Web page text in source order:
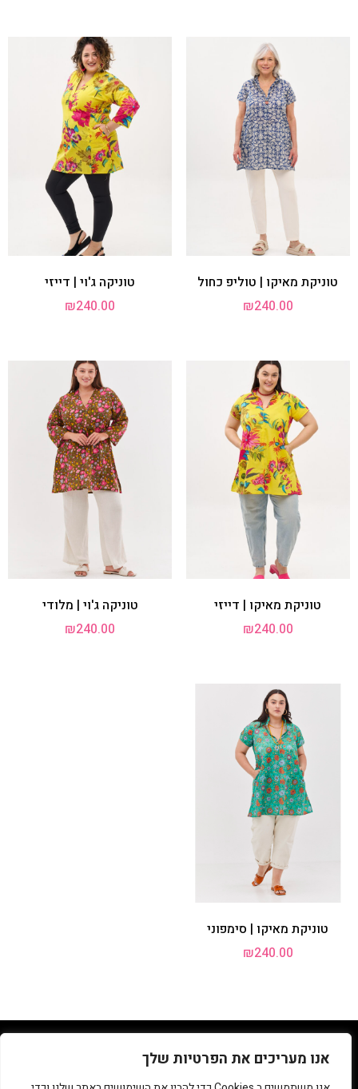
אנו מעריכים את הפרטיות שלך
טוניקת מאיקו | טוליפ כחול
₪240.00
טוניקה ג'וי | דייזי
₪240.00
טוניקת מאיקו | דייזי
₪240.00
טוניקה ג'וי | מלודי
₪240.00
טוניקת מאיקו | סימפוני
₪240.00
050-3991993